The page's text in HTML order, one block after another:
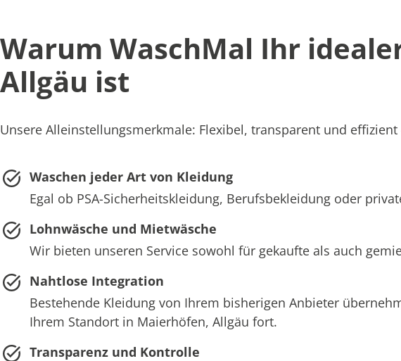
Warum WaschMal Ihr
Allgäu ist
Unsere Alleinstellungsmerkmale: Flexibel, transparent und
Waschen jeder Art von Kleidung
Egal ob PSA-Sicherheitskleidung, Berufsbekleidung oder
Lohnwäsche und Mietwäsche
Wir bieten unseren Service sowohl für gekaufte als auch
Nahtlose Integration
Bestehende Kleidung von Ihrem bisherigen Anbieter
Ihrem Standort in Maierhöfen, Allgäu fort.
Transparenz und Kontrolle